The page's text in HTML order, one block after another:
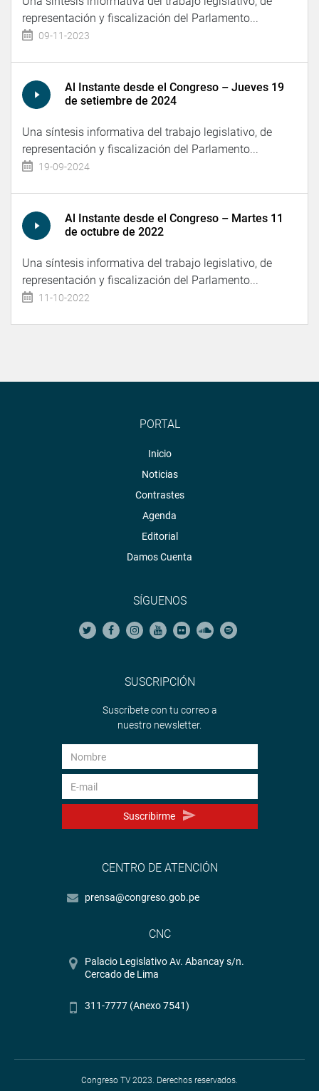
representación y fiscalización del Parlamento...
09-11-2023
Al Instante desde el Congreso – Jueves 19
de setiembre de 2024
Una síntesis informativa del trabajo legislativo, de
representación y fiscalización del Parlamento...
19-09-2024
Al Instante desde el Congreso – Martes 11
de octubre de 2022
Una síntesis informativa del trabajo legislativo, de
representación y fiscalización del Parlamento...
11-10-2022
PORTAL
Inicio
Noticias
Contrastes
Agenda
Editorial
Damos Cuenta
SÍGUENOS
SUSCRIPCIÓN
Suscríbete con tu correo a
nuestro newsletter.
Suscribirme
CENTRO DE ATENCIÓN
prensa@congreso.gob.pe
CNC
Palacio Legislativo Av. Abancay s/n.
Cercado de Lima
311-7777 (Anexo 7541)
Congreso TV 2023. Derechos reservados.